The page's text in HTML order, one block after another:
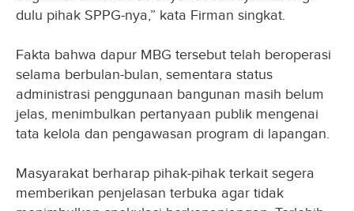
dulu pihak SPPG-nya,” kata Firman singkat.
Fakta bahwa dapur MBG tersebut telah beroperasi
selama berbulan-bulan, sementara status
administrasi penggunaan bangunan masih belum
jelas, menimbulkan pertanyaan publik mengenai
tata kelola dan pengawasan program di lapangan.
Masyarakat berharap pihak-pihak terkait segera
memberikan penjelasan terbuka agar tidak